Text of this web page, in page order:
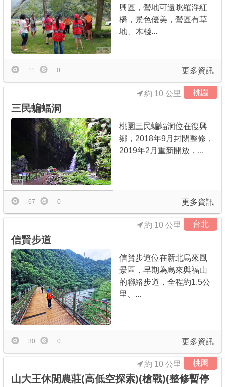
興區，營地可遠眺羅浮紅
橋，景色優美，營區有草
地、木棧...
更多資訊
11 0
桃園
三民蝙蝠洞
約 10 公里
桃園三民蝙蝠洞位在復興
鄉，2018年9月封閉整修，
2019年2月重新開放，...
更多資訊
67 0
台北
信賢步道
約 10 公里
信賢步道位在新北烏來風
景區，早期為烏來與福山
的聯絡步道，全程約1.5公
里、...
更多資訊
30 0
桃園
山大王休閒農莊(高低空探索)(槍戰)(整修暫停
約 10 公里